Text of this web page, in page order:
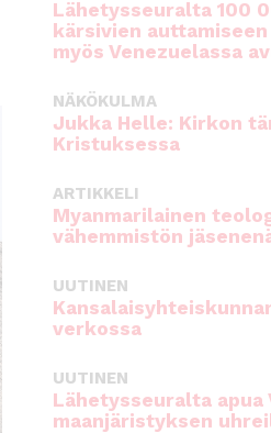
Lähetysseuralta 100
kärsivien auttamiseen
myös Venezuelassa
NÄKÖKULMA
Jukka Helle: Kirkon
Kristuksessa
ARTIKKELI
Myanmarilainen
vähemmistön
UUTINEN
verkossa
UUTINEN
Lähetysseuralta apua
maanjäristyksen